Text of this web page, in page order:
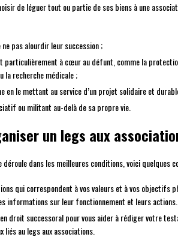
de léguer tout ou partie de ses biens à une
pas alourdir leur succession ;
particulièrement à cœur au défunt, comme la
la recherche médicale ;
en le mettant au service d’un projet solidaire et
ou militant au-delà de sa propre vie.
un legs aux
dans les meilleures conditions, voici quelques
qui correspondent à vos valeurs et à vos objectifs
informations sur leur fonctionnement et leurs actions.
droit successoral pour vous aider à rédiger votre
au legs aux associations.